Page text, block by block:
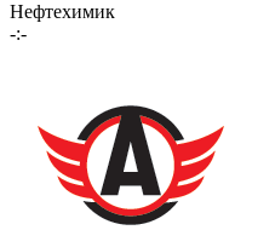
Нефтехимик
-:-